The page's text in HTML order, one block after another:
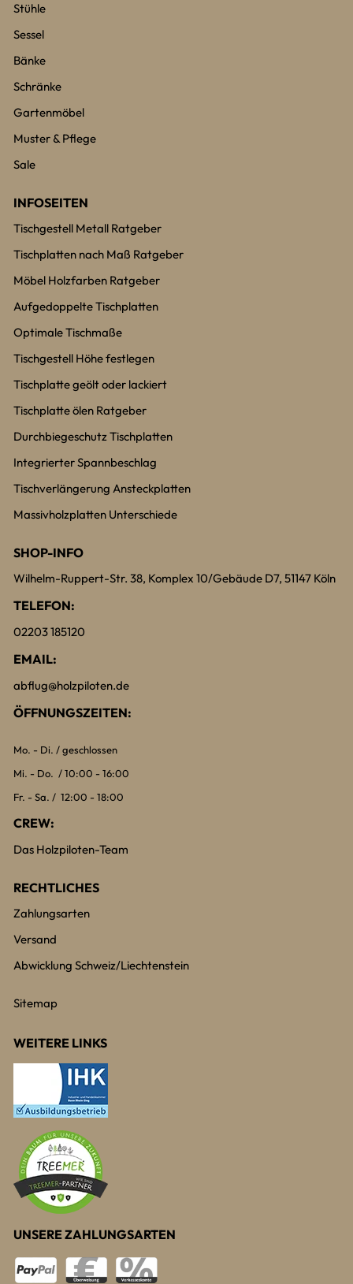
Stühle
Sessel
Bänke
Schränke
Gartenmöbel
Muster & Pflege
Sale
INFOSEITEN
Tischgestell Metall Ratgeber
Tischplatten nach Maß Ratgeber
Möbel Holzfarben Ratgeber
Aufgedoppelte Tischplatten
Optimale Tischmaße
Tischgestell Höhe festlegen
Tischplatte geölt oder lackiert
Tischplatte ölen Ratgeber
Durchbiegeschutz Tischplatten
Integrierter Spannbeschlag
Tischverlängerung Ansteckplatten
Massivholzplatten Unterschiede
SHOP-INFO
Wilhelm-Ruppert-Str. 38, Komplex 10/Gebäude D7, 51147 Köln
TELEFON:
02203 185120
EMAIL:
abflug@holzpiloten.de
ÖFFNUNGSZEITEN:
Mo. - Di. / geschlossen
Mi. - Do. / 10:00 - 16:00
Fr. - Sa. / 12:00 - 18:00
CREW:
Das Holzpiloten-Team
RECHTLICHES
Zahlungsarten
Versand
Abwicklung Schweiz/Liechtenstein
Sitemap
WEITERE LINKS
UNSERE ZAHLUNGSARTEN